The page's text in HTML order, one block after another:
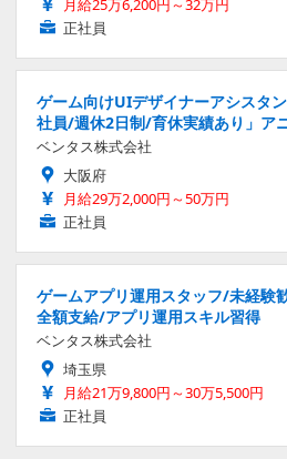
月給25万6,200円～32万円
正社員
ゲーム向けUIデザイナーアシスタ
社員/週休2日制/育休実績あり」ア
ベンタス株式会社
大阪府
月給29万2,000円～50万円
正社員
ゲームアプリ運用スタッフ/未経験
全額支給/アプリ運用スキル習得
ベンタス株式会社
埼玉県
月給21万9,800円～30万5,500円
正社員